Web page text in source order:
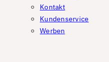
Kontakt
Kundenservice
Werben